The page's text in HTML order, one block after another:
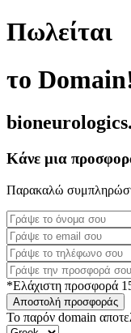
Πωλείται
το
Κάνε μια
Παρακαλώ
*Ελάχιστη προσφορά
Αποστολή προσφοράς
Το παρόν domain